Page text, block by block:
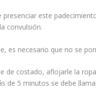
presenciar este
convulsión.
es necesario que no se
de costado, aflojarle la
de 5 minutos se debe